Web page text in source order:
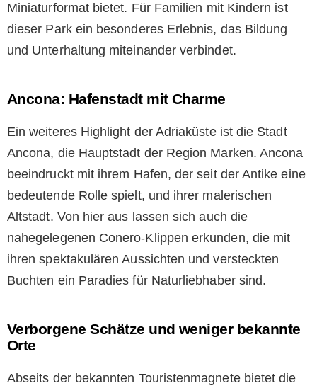
Miniaturformat bietet. Für Familien mit Kindern ist
dieser Park ein besonderes Erlebnis, das Bildung
und Unterhaltung miteinander verbindet.
Ancona: Hafenstadt mit Charme
Ein weiteres Highlight der Adriaküste ist die Stadt
Ancona, die Hauptstadt der Region Marken. Ancona
beeindruckt mit ihrem Hafen, der seit der Antike eine
bedeutende Rolle spielt, und ihrer malerischen
Altstadt. Von hier aus lassen sich auch die
nahegelegenen Conero-Klippen erkunden, die mit
ihren spektakulären Aussichten und versteckten
Buchten ein Paradies für Naturliebhaber sind.
Verborgene Schätze und weniger bekannte
Orte
Abseits der bekannten Touristenmagnete bietet die